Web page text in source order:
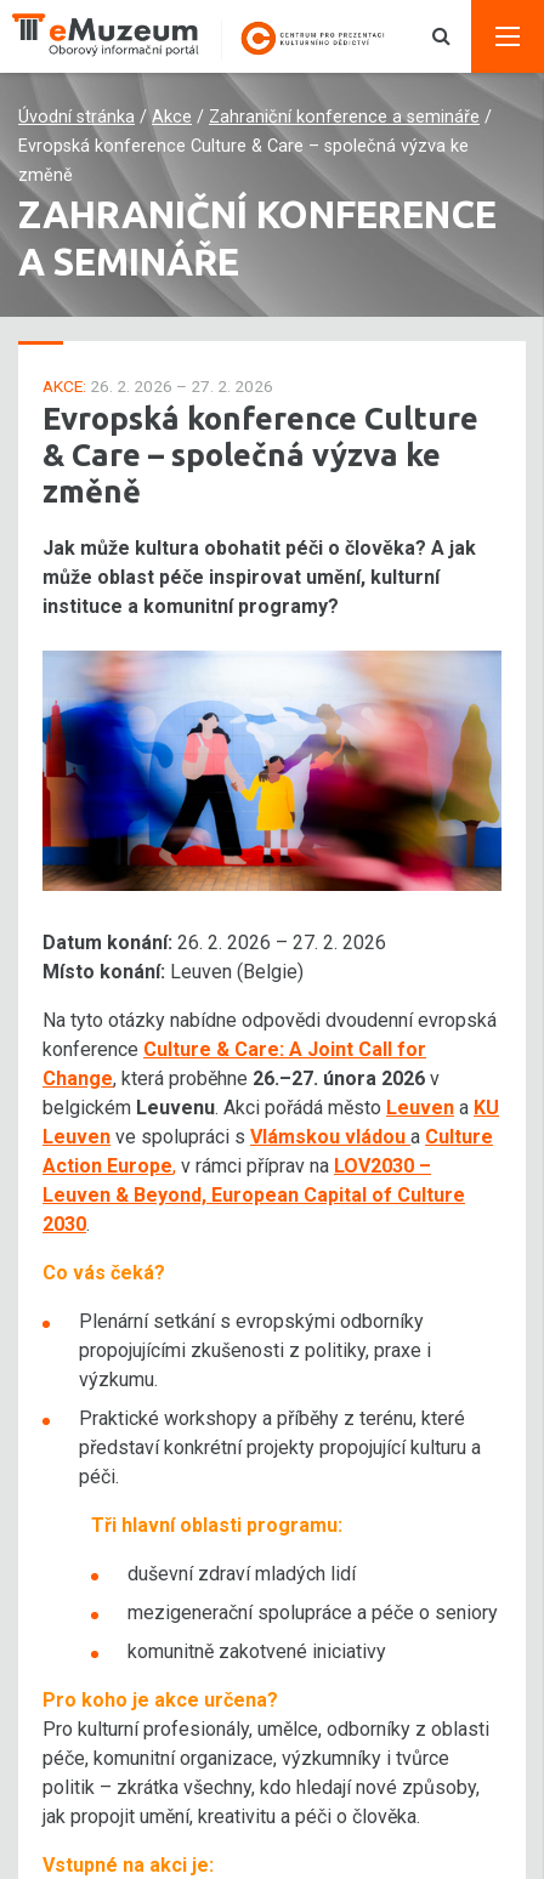
Úvodní stránka / Akce / Zahraniční konference a semináře /
Evropská konference Culture & Care – společná výzva ke
změně
ZAHRANIČNÍ KONFERENCE
A SEMINÁŘE
AKCE: 26. 2. 2026 – 27. 2. 2026
Evropská konference Culture
& Care – společná výzva ke
změně
Jak může kultura obohatit péči o člověka? A jak
může oblast péče inspirovat umění, kulturní
instituce a komunitní programy?
Datum konání: 26. 2. 2026 – 27. 2. 2026
Místo konání: Leuven (Belgie)
Na tyto otázky nabídne odpovědi dvoudenní evropská
konference Culture & Care: A Joint Call for
Change, která proběhne 26.–27. února 2026 v
belgickém Leuvenu. Akci pořádá město Leuven a KU
Leuven ve spolupráci s Vlámskou vládou a Culture
Action Europe, v rámci příprav na LOV2030 –
Leuven & Beyond, European Capital of Culture
2030.
Co vás čeká?
Plenární setkání s evropskými odborníky
propojujícími zkušenosti z politiky, praxe i
výzkumu.
Praktické workshopy a příběhy z terénu, které
představí konkrétní projekty propojující kulturu a
péči.
Tři hlavní oblasti programu:
duševní zdraví mladých lidí
mezigenerační spolupráce a péče o seniory
komunitně zakotvené iniciativy
Pro koho je akce určena?
Pro kulturní profesionály, umělce, odborníky z oblasti
péče, komunitní organizace, výzkumníky i tvůrce
politik – zkrátka všechny, kdo hledají nové způsoby,
jak propojit umění, kreativitu a péči o člověka.
Vstupné na akci je: